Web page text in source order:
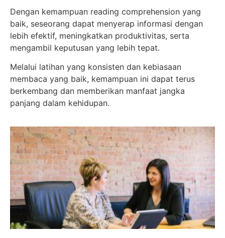
Dengan kemampuan reading comprehension yang
baik, seseorang dapat menyerap informasi dengan
lebih efektif, meningkatkan produktivitas, serta
mengambil keputusan yang lebih tepat.
Melalui latihan yang konsisten dan kebiasaan
membaca yang baik, kemampuan ini dapat terus
berkembang dan memberikan manfaat jangka
panjang dalam kehidupan.